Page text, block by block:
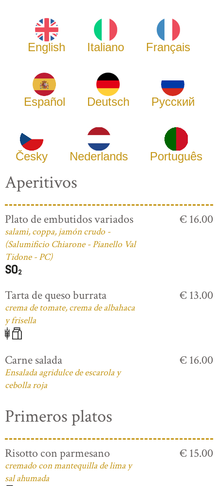
English Italiano Français
Español Deutsch Русский
Česky Nederlands Português
Aperitivos
Plato de embutidos variados
salami, coppa, jamón crudo -
(Salumificio Chiarone - Pianello Val
Tidone - PC)
€ 16.00
Tarta de queso burrata
crema de tomate, crema de albahaca
y frisella
€ 13.00
Carne salada
Ensalada agridulce de escarola y
cebolla roja
€ 16.00
Primeros platos
Risotto con parmesano
cremado con mantequilla de lima y
sal ahumada
€ 15.00